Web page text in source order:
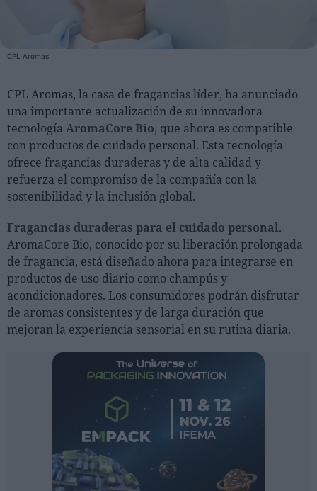
Lanzamientos
Proveedores
Estética
Perfumería
Salud
Moda
Lujo
Eventos
Agenda de actividades
Ferias sectoriales
Formaciones destacadas
Opinión
Registrarse
INICIAR SESIÓN
EN
CPL Aromas
CPL Aromas, la casa de fragancias líder, ha anunciado
una importante actualización de su innovadora
tecnología AromaCore Bio, que ahora es compatible
con productos de cuidado personal. Esta tecnología
ofrece fragancias duraderas y de alta calidad y
refuerza el compromiso de la compañía con la
sostenibilidad y la inclusión global.
Fragancias duraderas para el cuidado personal.
AromaCore Bio, conocido por su liberación prolongada
de fragancia, está diseñado ahora para integrarse en
productos de uso diario como champús y
acondicionadores. Los consumidores podrán disfrutar
de aromas consistentes y de larga duración que
mejoran la experiencia sensorial en su rutina diaria.